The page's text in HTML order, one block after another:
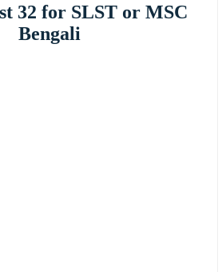
32 for SLST or MSC
Bengali